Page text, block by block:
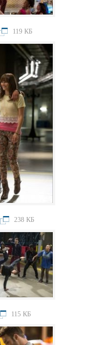
119 КБ
238 КБ
115 КБ